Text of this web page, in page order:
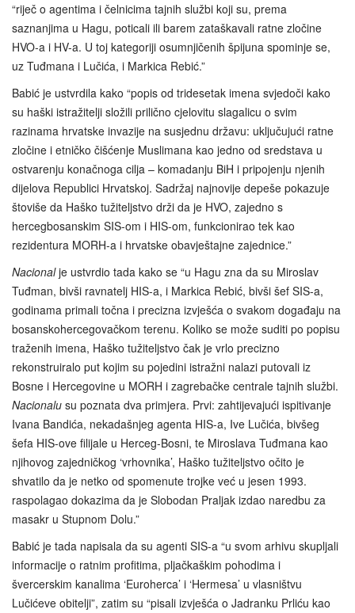
“riječ o agentima i čelnicima tajnih službi koji su, prema
saznanjima u Hagu, poticali ili barem zataškavali ratne zločine
HVO‑a i HV-a. U toj kategoriji osumnjičenih špijuna spominje se,
uz Tuđmana i Lučića, i Markica Rebić.”
Babić je ustvrdila kako “popis od tridesetak imena svjedoči kako
su haški istražitelji složili prilično cjelovitu slagalicu o svim
razinama hrvatske invazije na susjednu državu: uključujući ratne
zločine i etničko čišćenje Muslimana kao jedno od sredstava u
ostvarenju konačnoga cilja – komadanju BiH i pripojenju njenih
dijelova Republici Hrvatskoj. Sadržaj najnovije depeše pokazuje
štoviše da Haško tužiteljstvo drži da je HVO, zajedno s
hercegbosanskim SIS-om i HIS-om, funkcionirao tek kao
rezidentura MORH-a i hrvatske obavještajne zajednice.”
Nacionalje ustvrdio tada kako se “u Hagu zna da su Miroslav
Tuđman, bivši ravnatelj HIS-a, i Markica Rebić, bivši šef SIS-a,
godinama primali točna i precizna izvješća o svakom događaju na
bosanskohercegovačkom terenu. Koliko se može suditi po popisu
traženih imena, Haško tužiteljstvo čak je vrlo precizno
rekonstruiralo put kojim su pojedini istražni nalazi putovali iz
Bosne i Hercegovine u MORH i zagrebačke centrale tajnih službi.
Nacionalu su poznata dva primjera. Prvi: zahtijevajući ispitivanje
Ivana Bandića, nekadašnjeg agenta HIS-a, Ive Lučića, bivšeg
šefa HIS-ove filijale u Herceg-Bosni, te Miroslava Tuđmana kao
njihovog zajedničkog ‘vrhovnika’, Haško tužiteljstvo očito je
shvatilo da je netko od spomenute trojke već u jesen 1993.
raspolagao dokazima da je Slobodan Praljak izdao naredbu za
masakr u Stupnom Dolu.”
Babić je tada napisala da su agenti SIS-a “u svom arhivu skupljali
informacije o ratnim profitima, pljačkaškim pohodima i
švercerskim kanalima ‘Euroherca’ i ‘Hermesa’ u vlasništvu
Lučićeve obitelji”, zatim su “pisali izvješća o Jadranku Prliću kao